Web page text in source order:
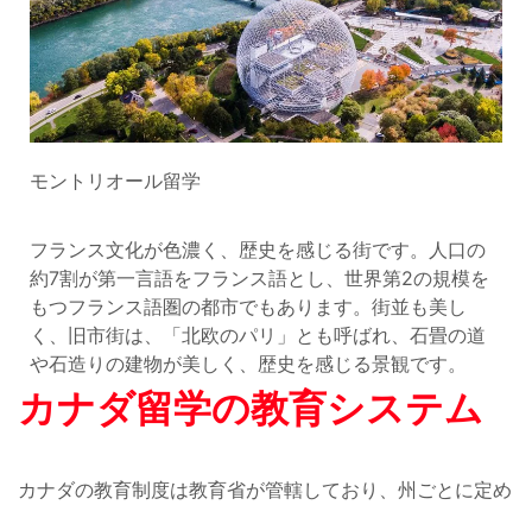
モントリオール留学
フランス文化が色濃く、歴史を感じる街です。人口の
約7割が第一言語をフランス語とし、世界第2の規模を
もつフランス語圏の都市でもあります。街並も美し
く、旧市街は、「北欧のパリ」とも呼ばれ、石畳の道
や石造りの建物が美しく、歴史を感じる景観です。
カナダ留学の教育システム
カナダの教育制度は教育省が管轄しており、州ごとに定め